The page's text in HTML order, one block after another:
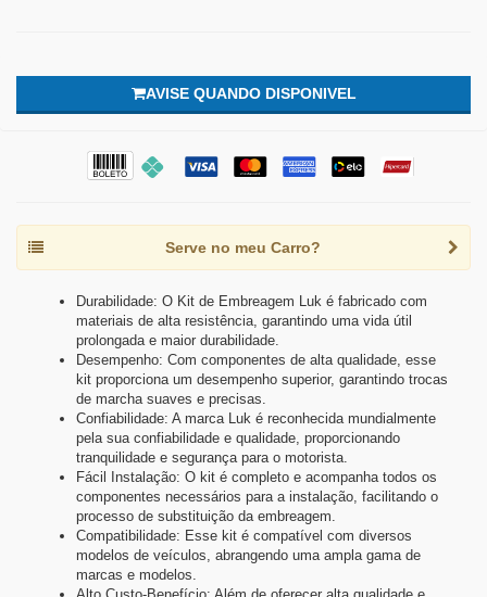
AVISE QUANDO DISPONIVEL
Serve no meu Carro?
Durabilidade: O Kit de Embreagem Luk é fabricado com
materiais de alta resistência, garantindo uma vida útil
prolongada e maior durabilidade.
Desempenho: Com componentes de alta qualidade, esse
kit proporciona um desempenho superior, garantindo trocas
de marcha suaves e precisas.
Confiabilidade: A marca Luk é reconhecida mundialmente
pela sua confiabilidade e qualidade, proporcionando
tranquilidade e segurança para o motorista.
Fácil Instalação: O kit é completo e acompanha todos os
componentes necessários para a instalação, facilitando o
processo de substituição da embreagem.
Compatibilidade: Esse kit é compatível com diversos
modelos de veículos, abrangendo uma ampla gama de
marcas e modelos.